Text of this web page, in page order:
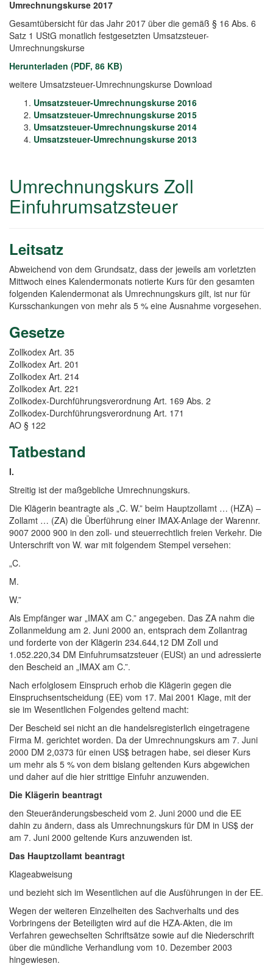
Umrechnungskurse 2017
Gesamtübersicht für das Jahr 2017 über die gemäß § 16 Abs. 6
Satz 1 UStG monatlich festgesetzten Umsatzsteuer-
Umrechnungskurse
Herunterladen (PDF, 86 KB)
weitere Umsatzsteuer-Umrechnungskurse Download
Umsatzsteuer-Umrechnungskurse 2016
Umsatzsteuer-Umrechnungskurse 2015
Umsatzsteuer-Umrechnungskurse 2014
Umsatzsteuer-Umrechnungskurse 2013
Umrechnungskurs Zoll
Einfuhrumsatzsteuer
Leitsatz
Abweichend von dem Grundsatz, dass der jeweils am vorletzten
Mittwoch eines Kalendermonats notierte Kurs für den gesamten
folgenden Kalendermonat als Umrechnungskurs gilt, ist nur für
Kursschankungen von mehr als 5 % eine Ausnahme vorgesehen.
Gesetze
Zollkodex Art. 35
Zollkodex Art. 201
Zollkodex Art. 214
Zollkodex Art. 221
Zollkodex-Durchführungsverordnung Art. 169 Abs. 2
Zollkodex-Durchführungsverordnung Art. 171
AO § 122
Tatbestand
I.
Streitig ist der maßgebliche Umrechnungskurs.
Die Klägerin beantragte als „C. W.” beim Hauptzollamt … (HZA) –
Zollamt … (ZA) die Überführung einer IMAX-Anlage der Warennr.
9007 2000 900 in den zoll- und steuerrechtlich freien Verkehr. Die
Unterschrift von W. war mit folgendem Stempel versehen:
„C.
M.
W.”
Als Empfänger war „IMAX am C.” angegeben. Das ZA nahm die
Zollanmeldung am 2. Juni 2000 an, entsprach dem Zollantrag
und forderte von der Klägerin 234.644,12 DM Zoll und
1.052.220,34 DM Einfuhrumsatzsteuer (EUSt) an und adressierte
den Bescheid an „IMAX am C.”.
Nach erfolglosem Einspruch erhob die Klägerin gegen die
Einspruchsentscheidung (EE) vom 17. Mai 2001 Klage, mit der
sie im Wesentlichen Folgendes geltend macht:
Der Bescheid sei nicht an die handelsregisterlich eingetragene
Firma M. gerichtet worden. Da der Umrechnungskurs am 7. Juni
2000 DM 2,0373 für einen US$ betragen habe, sei dieser Kurs
um mehr als 5 % von dem bislang geltenden Kurs abgewichen
und daher auf die hier strittige Einfuhr anzuwenden.
Die Klägerin beantragt
den Steueränderungsbescheid vom 2. Juni 2000 und die EE
dahin zu ändern, dass als Umrechnungskurs für DM in US$ der
am 7. Juni 2000 geltende Kurs anzuwenden ist.
Das Hauptzollamt beantragt
Klageabweisung
und bezieht sich im Wesentlichen auf die Ausführungen in der EE.
Wegen der weiteren Einzelheiten des Sachverhalts und des
Vorbringens der Beteiligten wird auf die HZA-Akten, die im
Verfahren gewechselten Schriftsätze sowie auf die Niederschrift
über die mündliche Verhandlung vom 10. Dezember 2003
hingewiesen.